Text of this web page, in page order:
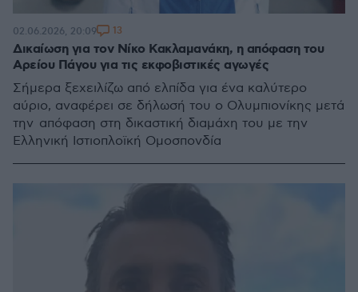
Δικαίωση για τον Νίκο Κακλαμανάκη, η απόφαση του
Αρείου Πάγου για τις εκφοβιστικές αγωγές
Σήμερα ξεχειλίζω από ελπίδα για ένα καλύτερο
αύριο, αναφέρει σε δήλωσή του ο Ολυμπιονίκης μετά
την απόφαση στη δικαστική διαμάχη του με την
Ελληνική Ιστιοπλοϊκή Ομοσπονδία
02.06.2026, 20:09 13